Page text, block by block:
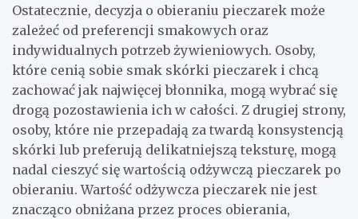
Ostatecznie, decyzja o obieraniu pieczarek może
zależeć od preferencji smakowych oraz
indywidualnych potrzeb żywieniowych. Osoby,
które cenią sobie smak skórki pieczarek i chcą
zachować jak najwięcej błonnika, mogą wybrać się
drogą pozostawienia ich w całości. Z drugiej strony,
osoby, które nie przepadają za twardą konsystencją
skórki lub preferują delikatniejszą teksturę, mogą
nadal cieszyć się wartością odżywczą pieczarek po
obieraniu. Wartość odżywcza pieczarek nie jest
znacząco obniżana przez proces obierania,